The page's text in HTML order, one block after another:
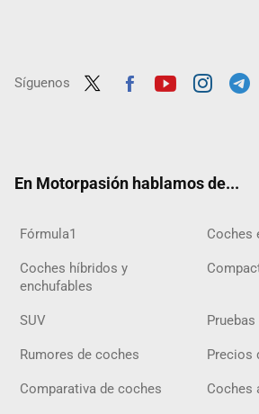
Síguenos
En Motorpasión hablamos de...
Fórmula1 Coches
Coches híbridos y
enchufables
SUV
Rumores de coches Precios
Comparativa de coches Coches